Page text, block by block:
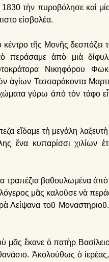
1830 τὴν πυροβόλησε καὶ
εἰσβολέα.
κέντρο τῆς Μονῆς δεσπόζει
περάσαμε ἀπὸ μιὰ
Νικηφόρου
ἁγίων Τεσσαράκοντα
γύρω ἀπὸ τὸν τάφο
εἴδαμε τὴ μεγάλη
ἕνα κυπαρίσσι
τραπέζια βαθουλωμένα
μᾶς καλοῦσε νὰ
Λείψανα τοῦ
ἔκανε ὁ πατὴρ
Ἀκολούθως ὁ